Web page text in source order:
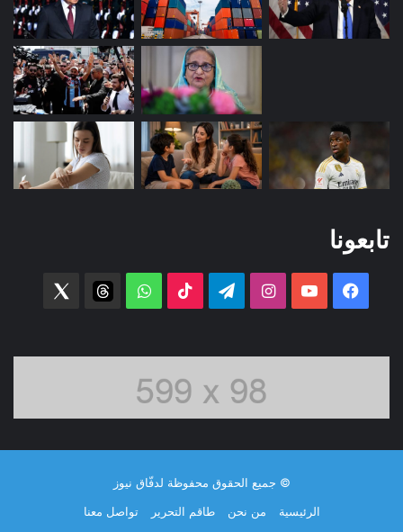
تابعونا
فيسبوك ‫YouTubeانستقرامتيلقرام ‫TikTok واتساب threads
© جميع الحقوق محفوظة لدفّاق نيوز
الرئيسية
من نحن طاقم التحرير تواصل معنا